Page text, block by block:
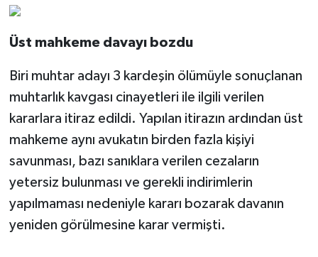
Üst mahkeme davayı bozdu
Biri muhtar adayı 3 kardeşin ölümüyle sonuçlanan
muhtarlık kavgası cinayetleri ile ilgili verilen
kararlara itiraz edildi. Yapılan itirazın ardından üst
mahkeme aynı avukatın birden fazla kişiyi
savunması, bazı sanıklara verilen cezaların
yetersiz bulunması ve gerekli indirimlerin
yapılmaması nedeniyle kararı bozarak davanın
yeniden görülmesine karar vermişti.